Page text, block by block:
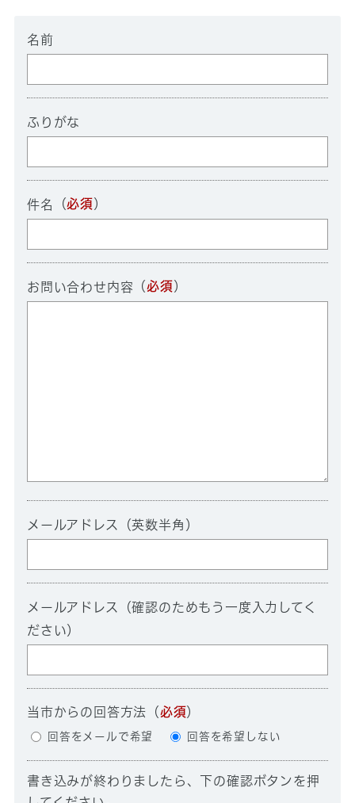
名前
ふりがな
件名 （必須 ）
お問い合わせ内容 （必須 ）
メールアドレス（英数半角）
メールアドレス（確認のためもう一度入力してく
ださい）
当市からの回答方法 （必須）
回答をメールで希望 回答を希望しない
書き込みが終わりましたら、下の確認ボタンを押